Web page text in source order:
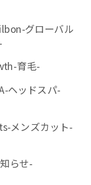
グローバル
育毛-
ヘッドスパ-
メンズカット-
らせ-